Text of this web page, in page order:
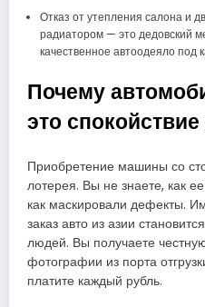
Отказ от утепления салона и
радиатором — это дедовский
качественное автоодеяло под
Почему
это
Приобретение машины со
лотерея. Вы не знаете, как
как маскировали дефекты.
заказ авто из азии
людей. Вы получаете
фотографии из порта
платите каждый рубль.